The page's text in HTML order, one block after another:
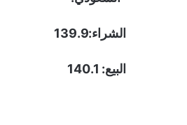
الشراء:139.9
البيع: 140.1